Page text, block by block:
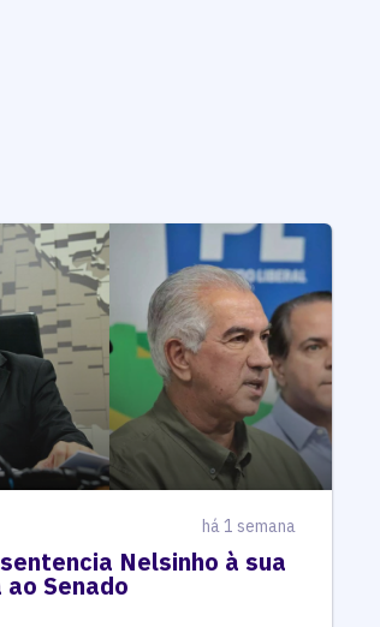
há 1 semana
Nelsinho à sua
Senado